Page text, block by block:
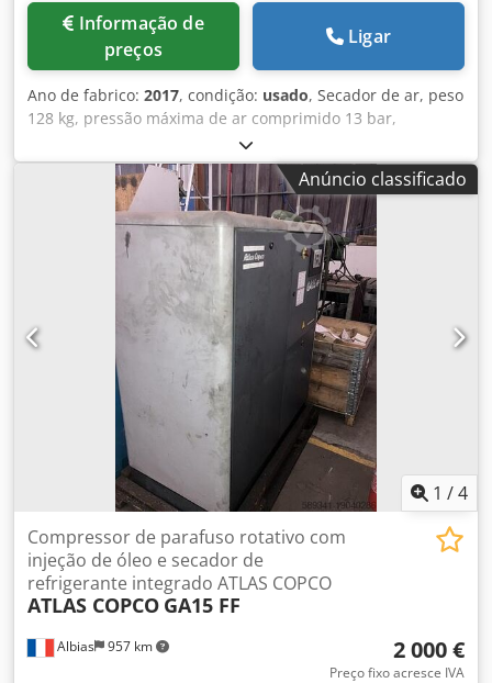
preços
Ligar
Ano de fabrico: 2017, condição: usado, Secador de ar, peso
128 kg, pressão máxima de ar comprimido 13 bar,
temperatura ambiente máxima 46 °C. Dcodpfxow Da Ens Ai
Tjk
Anúncio classificado
1 /4
Albias 957 km
Compressor de parafuso rotativo com
injeção de óleo e secador de
refrigerante integrado ATLAS COPCO
ATLAS COPCO GA15 FF
2 000 €
Preço fixo acresce IVA